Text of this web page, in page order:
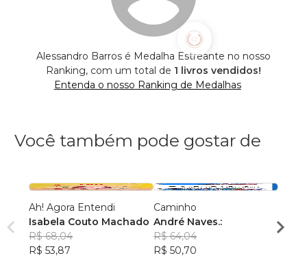
Alessandro Barros é Medalha Estreante no nosso
Ranking, com um total de 1 livros vendidos!
Entenda o nosso Ranking de Medalhas
Você também pode gostar de
Ah! Agora Entendi
Isabela Couto Machado
R$ 68,04
R$ 53,87
Caminho
André Naves.:
R$ 64,04
R$ 50,70
Jhou
R$